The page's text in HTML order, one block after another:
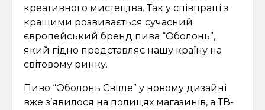
креативного мистецтва. Так у співпраці з
кращими розвивається сучасний
європейський бренд пива “Оболонь”,
який гідно представляє нашу країну на
світовому ринку.
Пиво “Оболонь Світле” у новому дизайні
вже з’явилося на полицях магазинів, а ТВ-